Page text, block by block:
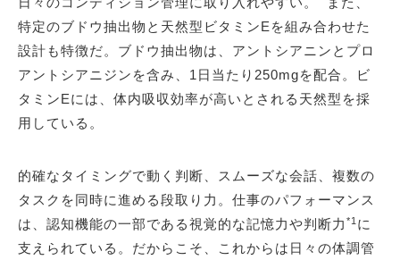
特定のブドウ抽出物と天然型ビタミンEを組み合わせた
設計も特徴だ。ブドウ抽出物は、アントシアニンとプロ
アントシアニジンを含み、1日当たり250mgを配合。ビ
タミンEには、体内吸収効率が高いとされる天然型を採
用している。
的確なタイミングで動く判断、スムーズな会話、複数の
タスクを同時に進める段取り力。仕事のパフォーマンス
は、認知機能の一部である視覚的な記憶力や判断力 *1 に
支えられている。だからこそ、これからは日々の体調管